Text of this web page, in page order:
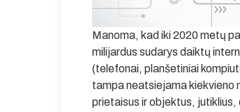
Manoma, kad iki 2020 metų
milijardus sudarys daiktų
(telefonai, planšetiniai
tampa neatsiejama kiekvieno
prietaisus ir objektus,